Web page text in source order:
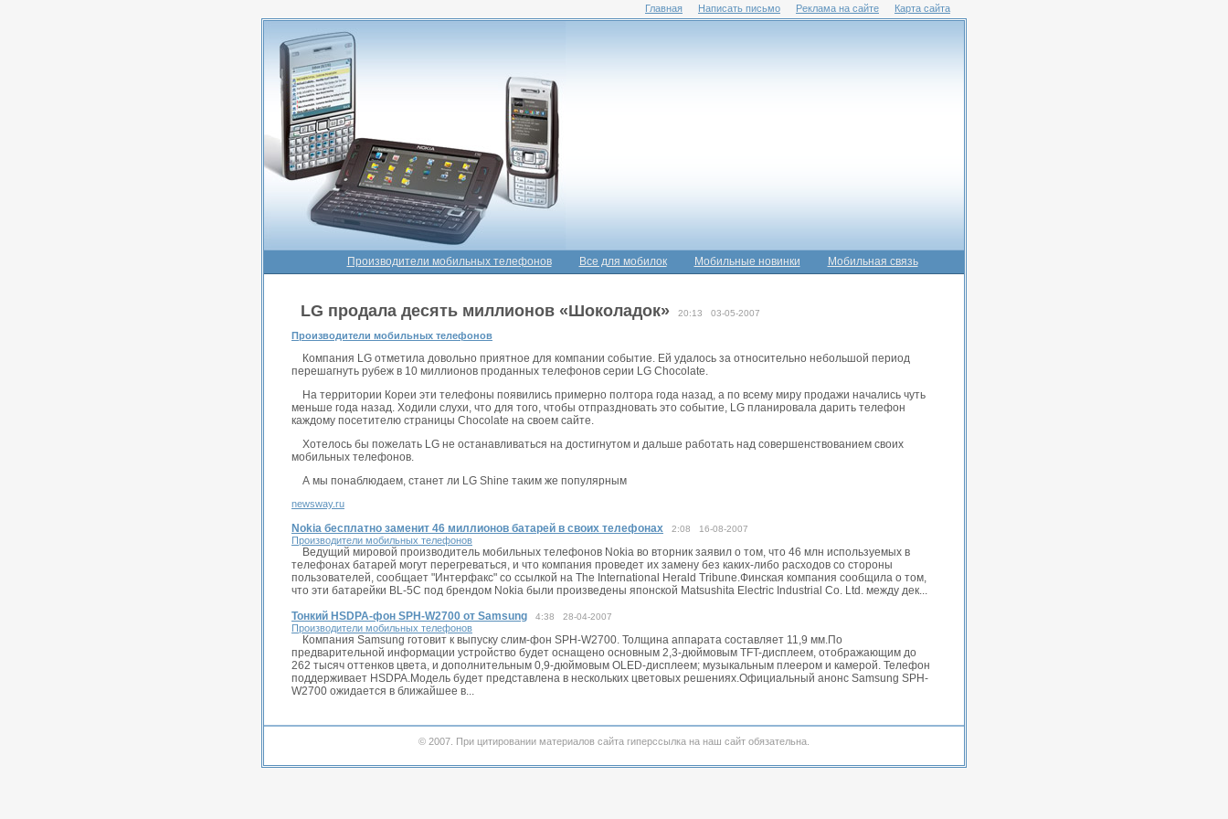
Производители мобильных телефонов Все для мобилок Мобильные новинки Мобильная связь
LG продала десять миллионов «Шоколадок» 20:13 03-05-2007
Производители мобильных телефонов
Компания LG отметила довольно приятное для компании событие. Ей удалось за относительно небольшой период
перешагнуть рубеж в 10 миллионов проданных телефонов серии LG Chocolate.
На территории Кореи эти телефоны появились примерно полтора года назад, а по всему миру продажи начались чуть
меньше года назад. Ходили слухи, что для того, чтобы отпраздновать это событие, LG планировала дарить телефон
каждому посетителю страницы Chocolate на своем сайте.
Хотелось бы пожелать LG не останавливаться на достигнутом и дальше работать над совершенствованием своих
мобильных телефонов.
А мы понаблюдаем, станет ли LG Shine таким же популярным
newsway.ru
Nokia бесплатно заменит 46 миллионов батарей в своих телефонах 2:08 16-08-2007
Производители мобильных телефонов
Ведущий мировой производитель мобильных телефонов Nokia во вторник заявил о том, что 46 млн используемых в
телефонах батарей могут перегреваться, и что компания проведет их замену без каких-либо расходов со стороны
пользователей, сообщает "Интерфакс" со ссылкой на The International Herald Tribune.Финская компания сообщила о том,
что эти батарейки BL-5C под брендом Nokia были произведены японской Matsushita Electric Industrial Co. Ltd. между дек...
Тонкий HSDPA-фон SPH-W2700 от Samsung
4:38 28-04-2007
Производители мобильных телефонов
Компания Samsung готовит к выпуску слим-фон SPH-W2700. Толщина аппарата составляет 11,9 мм.По
предварительной информации устройство будет оснащено основным 2,3-дюймовым TFT-дисплеем, отображающим до
262 тысяч оттенков цвета, и дополнительным 0,9-дюймовым OLED-дисплеем; музыкальным плеером и камерой. Телефон
поддерживает HSDPA.Модель будет представлена в нескольких цветовых решениях.Официальный анонс Samsung SPH-
W2700 ожидается в ближайшее в...
Главная Написать письмо Реклама на сайте Карта сайта
© 2007. При цитировании материалов сайта гиперссылка на наш сайт обязательна.